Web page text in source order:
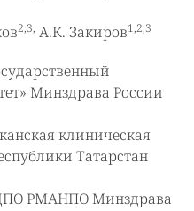
2,3, А.К. Закиров1,2,3
Минздрава России
клиническая
Татарстан
РМАНПО Минздрава